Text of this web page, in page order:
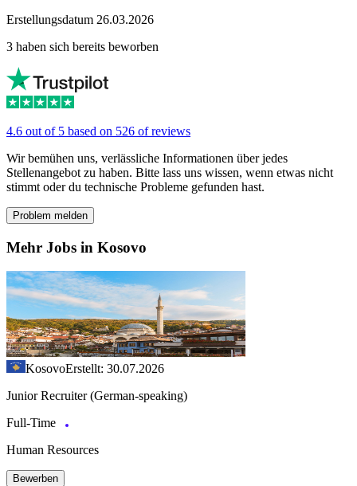
Erstellungsdatum 26.03.2026
3 haben sich bereits beworben
4.6 out of 5 based on 526 of reviews
Wir bemühen uns, verlässliche Informationen über jedes
Stellenangebot zu haben. Bitte lass uns wissen, wenn etwas nicht
stimmt oder du technische Probleme gefunden hast.
Problem melden
Mehr Jobs in Kosovo
KosovoErstellt: 30.07.2026
Junior Recruiter (German-speaking)
Full-Time
Human Resources
Bewerben